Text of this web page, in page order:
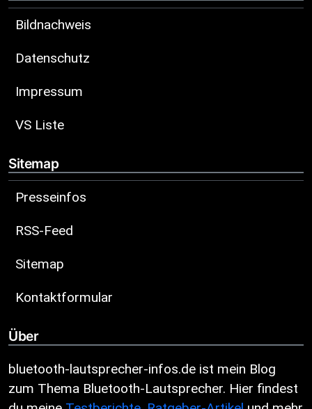
Bildnachweis
Datenschutz
Impressum
VS Liste
Sitemap
Presseinfos
RSS-Feed
Sitemap
Kontaktformular
Über
bluetooth-lautsprecher-infos.de ist mein Blog
zum Thema Bluetooth-Lautsprecher. Hier findest